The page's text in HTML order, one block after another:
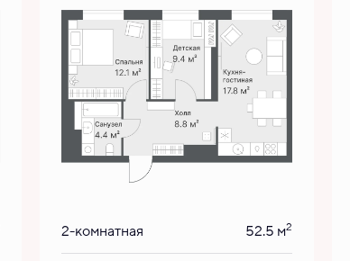
2-комнатная 52.5 м2